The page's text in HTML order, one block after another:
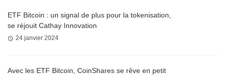
ETF Bitcoin : un signal de plus pour la tokenisation,
se réjouit Cathay Innovation
24 janvier 2024
Avec les ETF Bitcoin, CoinShares se rêve en petit